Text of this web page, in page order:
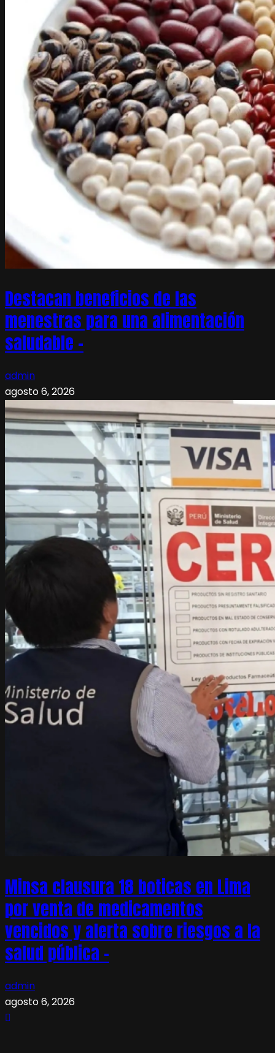
Destacan beneficios de las
menestras para una alimentación
saludable –
admin
agosto 6, 2026
Minsa clausura 18 boticas en Lima
por venta de medicamentos
vencidos y alerta sobre riesgos a la
salud pública –
admin
agosto 6, 2026